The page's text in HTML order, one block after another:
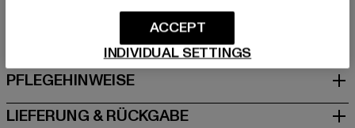
GRÖSSE & PASSFORM
PFLEGEHINWEISE
LIEFERUNG & RÜCKGABE
INDIVIDUAL SETTINGS
ACCEPT